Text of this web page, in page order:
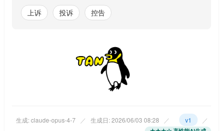
上诉 投诉 控告
生成: claude-opus-4-7 ／ 生成日: 2026/06/03 08:28 ／ v1 ／